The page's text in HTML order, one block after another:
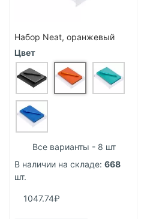
Набор Neat, оранжевый
Цвет
Все варианты - 8 шт
В наличии на складе: 668
шт.
1047.74₽